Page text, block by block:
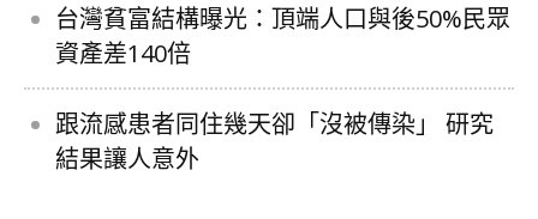
台灣貧富結構曝光：頂端人口與後50%民眾
資產差140倍
跟流感患者同住幾天卻「沒被傳染」 研究
結果讓人意外